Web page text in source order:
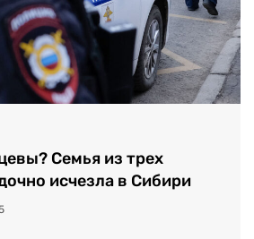
Семья из трех
исчезла в Сибири